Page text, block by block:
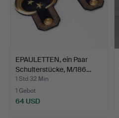
EPAULETTEN, ein Paar
Schulterstücke, M/186…
1 Std 32 Min
1 Gebot
64 USD